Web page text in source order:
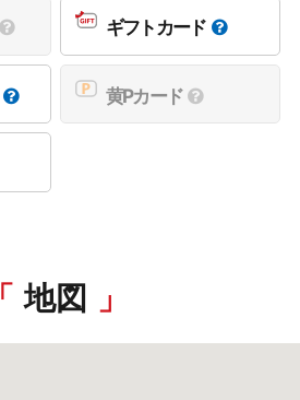
ギフトカード
黄Pカード
地図